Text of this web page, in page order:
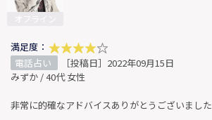
満足度：
電話占い
［投稿日］2022年09月15日
みずか / 40代 女性
非常に的確なアドバイスありがとうございました